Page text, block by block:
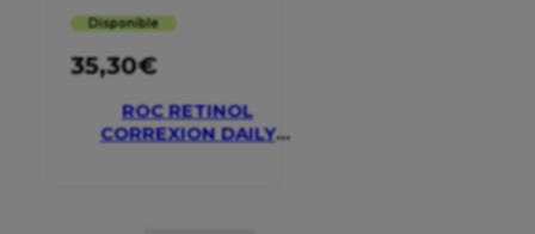
Disponible
35,30€
ROC RETINOL
CORREXION DAILY